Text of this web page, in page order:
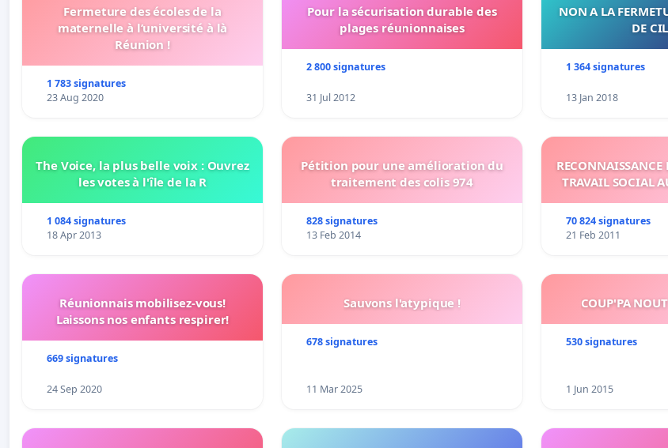
Fermeture des écoles de la
maternelle à l’université à là
Réunion !
1 783 signatures
23 Aug 2020
Pour la sécurisation durable des
plages réunionnaises
2 800 signatures
31 Jul 2012
NON A LA
DE
1 364 signatures
13 Jan 2018
The Voice, la plus belle voix : Ouvrez
les votes à l'île de la R
1 084 signatures
18 Apr 2013
Pétition pour une amélioration du
traitement des colis 974
828 signatures
13 Feb 2014
RECONNAISSANCE
TRAVAIL SOCIAL
70 824 signatures
21 Feb 2011
Réunionnais mobilisez-vous!
Laissons nos enfants respirer!
669 signatures
24 Sep 2020
Sauvons l'atypique !
678 signatures
11 Mar 2025
COUP'PA
530 signatures
1 Jun 2015